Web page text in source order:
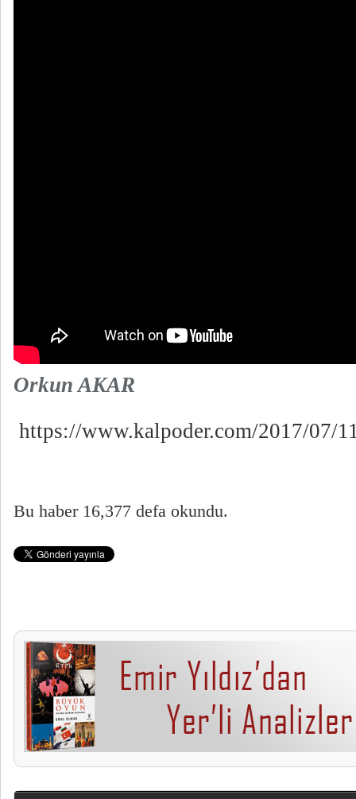
Orkun AKAR
https://www.kalpoder.com/2017/07/
Bu haber 16,377 defa okundu.